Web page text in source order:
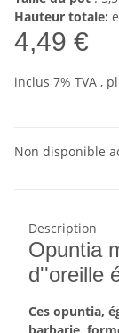
Hauteur totale:
4,49 €
inclus 7% TVA ,
Non disponible
Description
Opuntia
d''oreille
Ces opuntia,